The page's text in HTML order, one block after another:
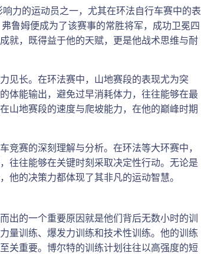
力的运动员之一，尤其在环法自行车赛中的表
鲁姆便成为了该赛事的常胜将军，成功卫冕四
就，既得益于他的天赋，更是他战术思维与耐
见长。在环法赛中，山地赛段的表现尤为突
体能输出，避免过早消耗体力，往往能够在最
山地赛段的速度与爬坡能力，在他的巅峰时期
竞赛的深刻理解与分析。在环法等大环赛中，
往往能够在关键时刻采取决定性行动。无论是
他的决策力都体现了其非凡的运动智慧。
出的一个重要原因就是他们背后无数小时的训
量训练、爆发力训练和技术性训练。他的训练
关重要。博尔特的训练计划往往以高强度的短